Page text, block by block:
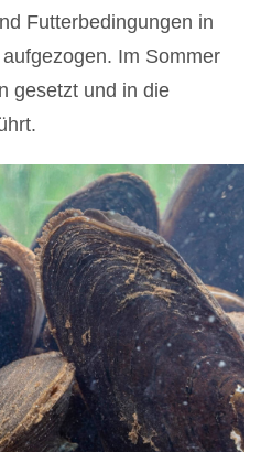
Futterbedingungen in
Im Sommer
gesetzt und in die